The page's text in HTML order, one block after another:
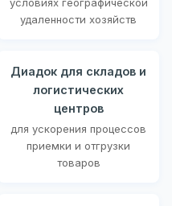
удаленности хозяйств
Диадок для складов и
логистических
центров
для ускорения процессов
приемки и отгрузки
товаров